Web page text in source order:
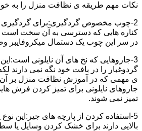
نکات مهم طریقه ی نظافت منزل را به
2-چوب مخصوص گردگیری:برای گردگیری
کناره هایی که دسترسی به آن سخت است
در سر این چوب یک دستمال میکروفایبر
3-جاروهایی که نخ های آن نایلونی
گردوغبار را در بافت خود نگه نمی دارند
ی مهمی که در آموزش نظافت منزل بر آن
جاروهای نایلونی برای تمیز کردن فرش
تمیز نمی شوند.
5-استفاده کردن از پارچه های جیر:این
بالایی دارند برای خشک کردن وسایل یا